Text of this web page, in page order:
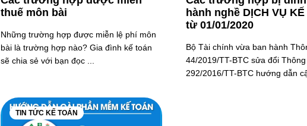
thuế môn bài
Những trường hợp được miễn lệ phí môn
bài là trường hợp nào? Gia đình kế toán
sẽ chia sẻ với bạn đọc ...
hành nghề DỊCH VỤ
từ 01/01/2020
Bộ Tài chính vừa ban hành
44/2019/TT-BTC sửa đổi
292/2016/TT-BTC hướng dẫn
TIN TỨC KẾ TOÁN